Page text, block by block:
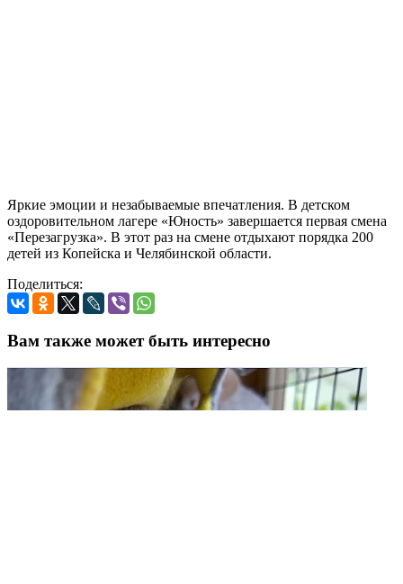
Яркие эмоции и незабываемые впечатления. В детском
оздоровительном лагере «Юность» завершается первая смена
«Перезагрузка». В этот раз на смене отдыхают порядка 200
детей из Копейска и Челябинской области.
Поделиться:
Вам также может быть интересно